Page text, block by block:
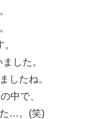
した。
したね。
中で、
た…。(笑)